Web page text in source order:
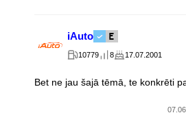
iAuto
10779 8 17.07.2001
Bet ne jau šajā tēmā, te konkrēti